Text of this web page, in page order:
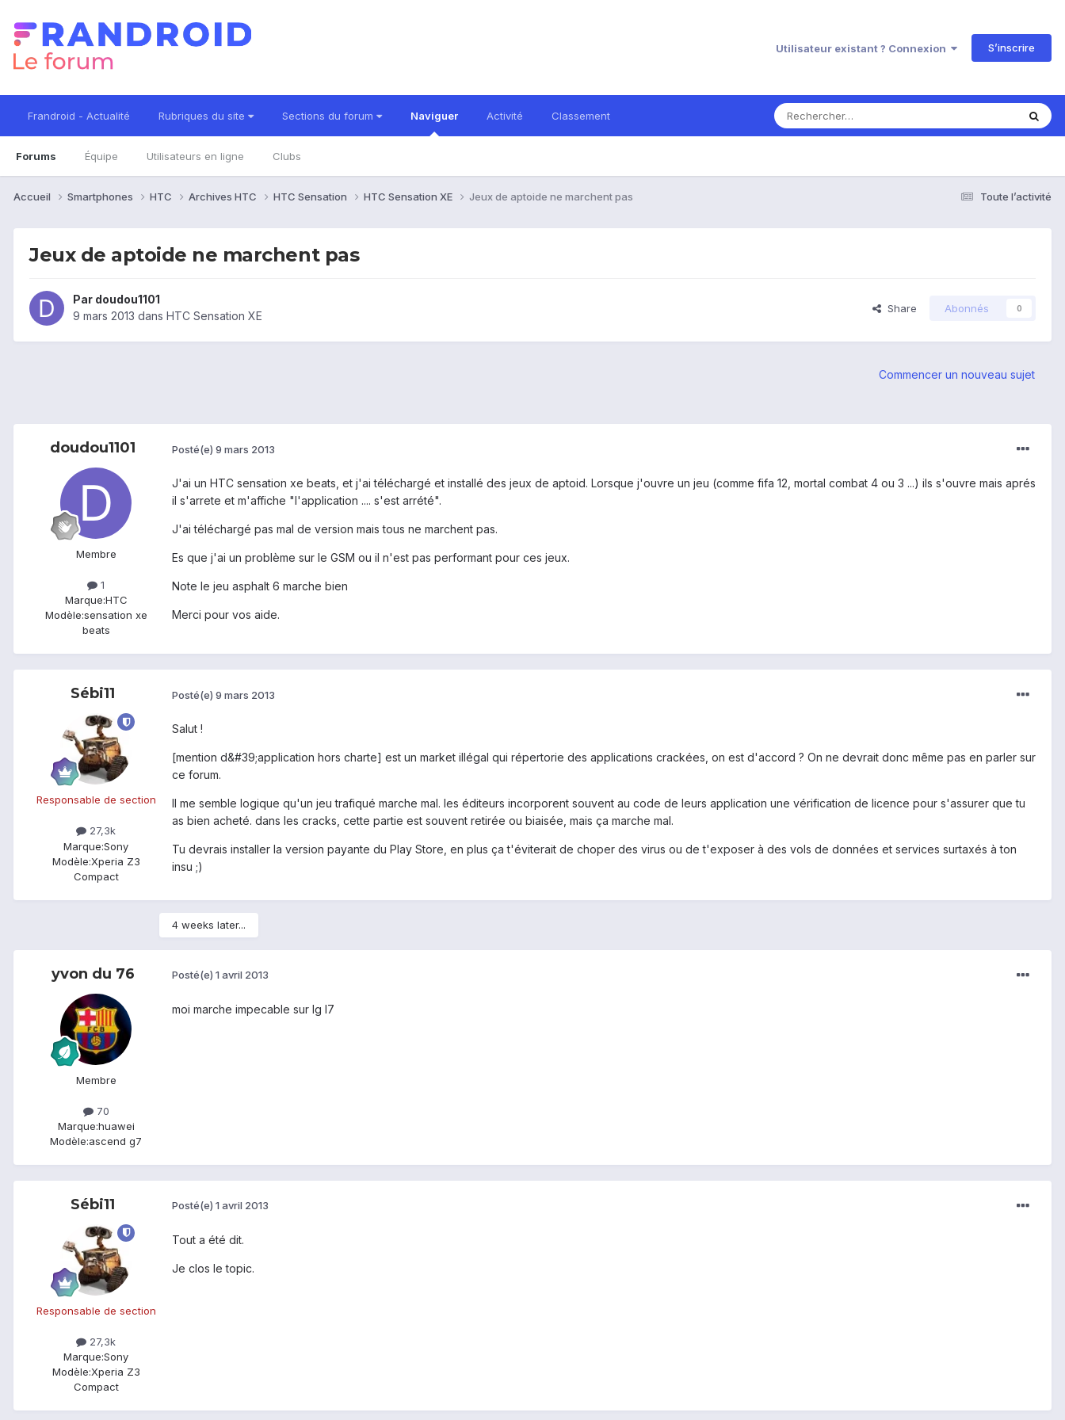
Utilisateur existant ? Connexion S’inscrire
Frandroid - Actualité Rubriques du site Sections du forum Naviguer
Forums Équipe Utilisateurs en ligne Clubs
Activité Classement
Toute l’activité
Accueil Smartphones HTC Archives HTC HTC Sensation HTC Sensation XE Jeux de aptoide ne marchent pas
Jeux de aptoide ne marchent pas
Par doudou1101
9 mars 2013 dans HTC Sensation XE
Share Abonnés 0
Commencer un nouveau sujet
doudou1101
Membre
1
Marque:HTC
Modèle:sensation xe
beats
Posté(e) 9 mars 2013
J'ai un HTC sensation xe beats, et j'ai téléchargé et installé des jeux de aptoid. Lorsque j'ouvre un jeu (comme fifa 12, mortal combat 4 ou 3 ...) ils s'ouvre mais aprés
il s'arrete et m'affiche "l'application .... s'est arrété".
J'ai téléchargé pas mal de version mais tous ne marchent pas.
Es que j'ai un problème sur le GSM ou il n'est pas performant pour ces jeux.
Note le jeu asphalt 6 marche bien
Merci pour vos aide.
Sébi11
Responsable de section
27,3k
Marque:Sony
Modèle:Xperia Z3
Compact
Posté(e) 9 mars 2013
Salut !
[mention d&#39;application hors charte] est un market illégal qui répertorie des applications crackées, on est d'accord ? On ne devrait donc même pas en parler sur
ce forum.
Il me semble logique qu'un jeu trafiqué marche mal. les éditeurs incorporent souvent au code de leurs application une vérification de licence pour s'assurer que tu
as bien acheté. dans les cracks, cette partie est souvent retirée ou biaisée, mais ça marche mal.
Tu devrais installer la version payante du Play Store, en plus ça t'éviterait de choper des virus ou de t'exposer à des vols de données et services surtaxés à ton
insu ;)
4 weeks later...
yvon du 76
Membre
70
Marque:huawei
Modèle:ascend g7
Posté(e) 1 avril 2013
moi marche impecable sur lg l7
Sébi11
Responsable de section
27,3k
Marque:Sony
Modèle:Xperia Z3
Compact
Posté(e) 1 avril 2013
Tout a été dit.
Je clos le topic.